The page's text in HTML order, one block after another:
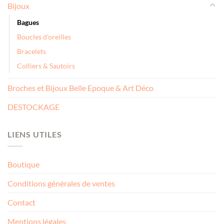
Bijoux
Bagues
Boucles d'oreilles
Bracelets
Colliers & Sautoirs
Broches et Bijoux Belle Epoque & Art Déco
DESTOCKAGE
LIENS UTILES
Boutique
Conditions générales de ventes
Contact
Mentions légales